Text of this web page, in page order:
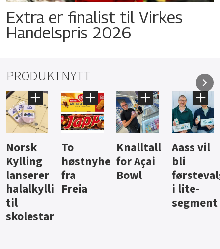
Extra er finalist til Virkes
Handelspris 2026
PRODUKTNYTT
Knalltall
for Açai
Bowl
Aass vil
bli
førstevalg
i lite-
Brus og
jus fra
Berentsen
Hard
iste fra
Hansa